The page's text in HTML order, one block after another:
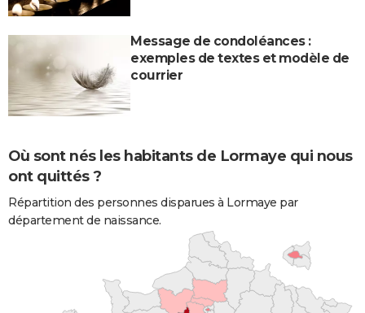
Message de condoléances :
exemples de textes et modèle de
courrier
Où sont nés les habitants de Lormaye qui nous
ont quittés ?
Répartition des personnes disparues à Lormaye par
département de naissance.